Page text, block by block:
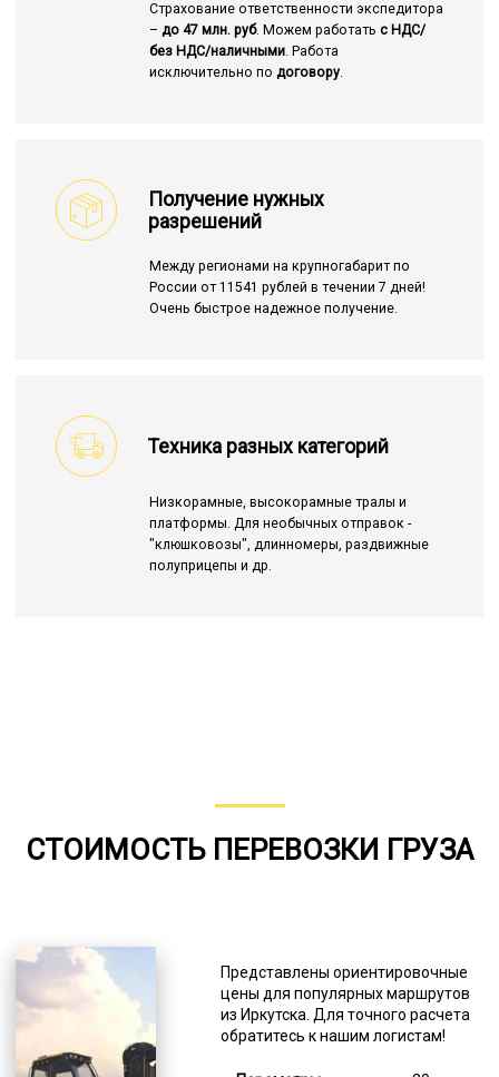
Страхование ответственности экспедитора
– до 47 млн. руб. Можем работать с НДС/
без НДС/наличными. Работа
исключительно по договору.
Получение нужных
разрешений
Между регионами на крупногабарит по
России от 11541 рублей в течении 7 дней!
Очень быстрое надежное получение.
Техника разных категорий
Низкорамные, высокорамные тралы и
платформы. Для необычных отправок -
"клюшковозы", длинномеры, раздвижные
полуприцепы и др.
СТОИМОСТЬ ПЕРЕВОЗКИ ГРУЗА
Представлены ориентировочные
цены для популярных маршрутов
из Иркутска. Для точного расчета
обратитесь к нашим логистам!